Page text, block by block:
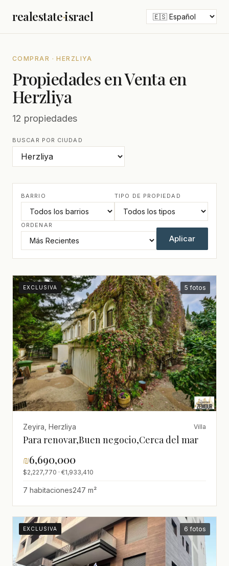
realestate·israel
COMPRAR · HERZLIYA
Propiedades en Venta en
Herzliya
12 propiedades
BUSCAR POR CIUDAD
BARRIO TIPO DE PROPIEDAD
ORDENAR
Aplicar
EXCLUSIVA 5 fotos
Zeyira, Herzliya Villa
Para renovar,Buen negocio,Cerca del mar
₪6,690,000
$2,227,770 · €1,933,410
7 habitaciones247 m²
EXCLUSIVA 6 fotos